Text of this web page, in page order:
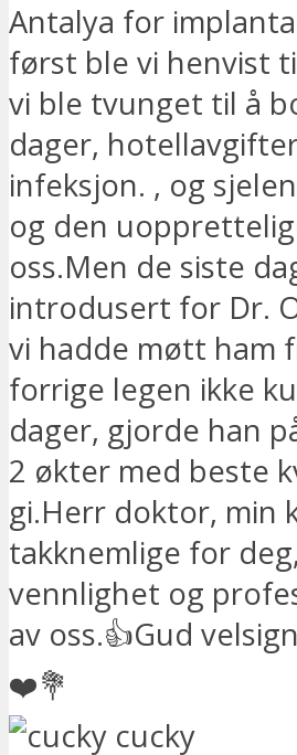
Antalya for
først ble vi henvist
vi ble tvunget til å
dager,
infeksjon. , og
og den
oss.Men de siste
introdusert for Dr.
vi hadde møtt ham
forrige legen ikke
dager, gjorde han
2 økter med beste
gi.Herr doktor, min
takknemlige for
vennlighet og
av oss.👍Gud
❤️💐